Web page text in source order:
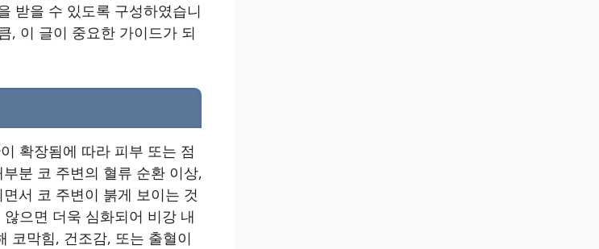
받을 수 있도록 구성하였습니
, 이 글이 중요한 가이드가 되
확장됨에 따라 피부 또는 점
분 코 주변의 혈류 순환 이상,
서 코 주변이 붉게 보이는 것
으면 더욱 심화되어 비강 내
코막힘, 건조감, 또는 출혈이